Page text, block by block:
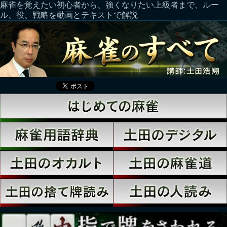
麻雀を覚えたい初心者から、強くなりたい上級者まで、ルー
ル、役、戦略を動画とテキストで解説